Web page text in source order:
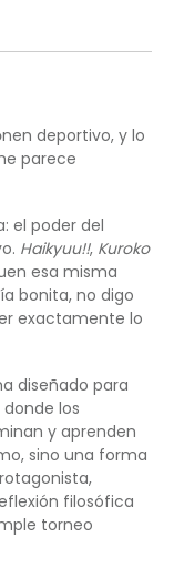
deportivo, y lo
parece
el poder del
Haikyuu!!, Kuroko
esa misma
bonita, no digo
exactamente lo
diseñado para
los
y aprenden
sino una forma
filosófica
torneo